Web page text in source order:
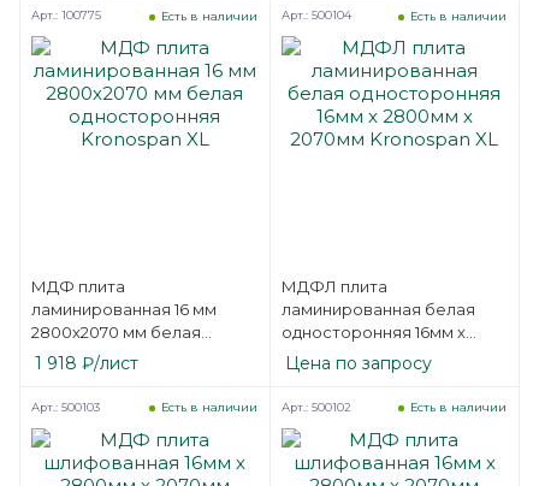
МДФ плита
ламинированная 16 мм
2800х2070 мм белая
односторонняя Kronospan
Есть в наличии
Арт.: 100775
1 918 ₽/лист
МДФЛ плита
ламинированная белая
односторонняя 16мм x
2800мм х 2070мм
Kronospan XL
Есть в наличии
Арт.: 500104
Цена по запросу
Есть в наличии
Арт.: 500103 Есть в наличии
Арт.: 500102